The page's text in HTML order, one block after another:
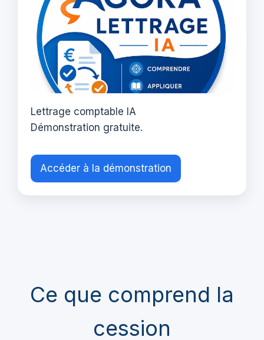
Lettrage comptable IA
Démonstration gratuite.
Accéder à la démonstration
Ce que comprend la
cession